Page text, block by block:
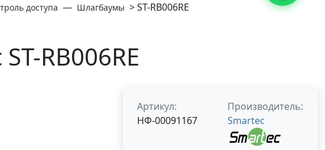
доступа Шлагбаумы > ST-RB006RE
RB006RE
Артикул:
НФ-00091167
Производитель:
Smartec